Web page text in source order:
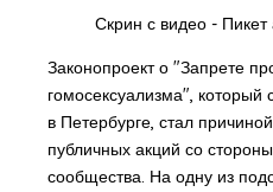
Скрин с видео - Пикет
Законопроект о "Запрете
гомосексуализма", который
в Петербурге, стал
публичных акций со
сообщества. На одну из